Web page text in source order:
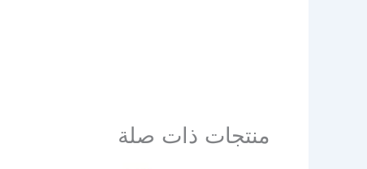
منتجات ذات صلة